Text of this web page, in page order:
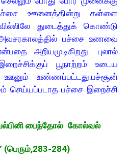
ஊனைத்தின்று கள்ளை
துடைத்துக் கொண்டு
பச்சை உணவை
அறியமுடிகிறது. புலால்
பூநாற்றம் உடைய
ஊனும் உண்ணப்பட்டது. பச்சூன்
செய்யப்படாத பச்சை இறைச்சி
பைந்தோல் கோல்வல்
284)